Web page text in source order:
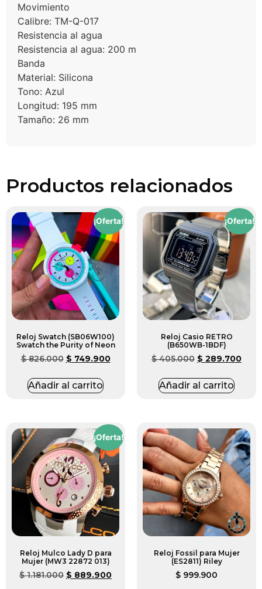
Movimiento
Calibre: TM-Q-017
Resistencia al agua
Resistencia al agua: 200 m
Banda
Material: Silicona
Tono: Azul
Longitud: 195 mm
Tamaño: 26 mm
Productos relacionados
¡Oferta!
Reloj Swatch (SB06W100)
Swatch the Purity of Neon
$826.000 $ 749.900
Añadir al carrito
¡Oferta!
Reloj Casio RETRO
(B650WB-1BDF)
$405.000 $ 289.700
Añadir al carrito
¡Oferta!
Reloj Mulco Lady D para
Mujer (MW3 22872 013)
$1.181.000 $ 889.900
Reloj Fossil para Mujer
(ES2811) Riley
$ 999.900